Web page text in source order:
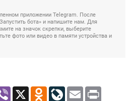
приложении Telegram. После
бота» и напишите нам. Для
на значок скрепки, выберите
фото или видео в памяти устройства и
Viber X Odnoklassniki
LiveJournal
Email Print